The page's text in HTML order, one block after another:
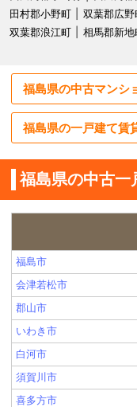
田村郡小野町
双葉郡広野
双葉郡浪江町
相馬郡新地
福島県の中古マンシ
福島県の一戸建て賃
福島県の中古一
福島市
会津若松市
郡山市
いわき市
白河市
須賀川市
喜多方市